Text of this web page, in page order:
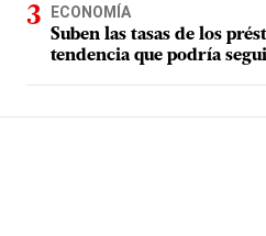
ECONOMÍA
Suben las tasas de los
tendencia que podría